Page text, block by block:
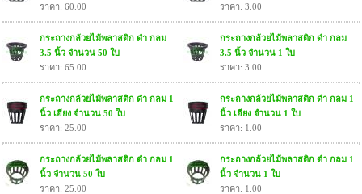
ราคา: 60.00
ราคา: 3.00
กระถางกล้วยไม้พลาสติก ดำ กลม
3.5 นิ้ว จำนวน 50 ใบ
ราคา: 65.00
กระถางกล้วยไม้พลาสติก ดำ กลม
3.5 นิ้ว จำนวน 1 ใบ
ราคา: 3.00
กระถางกล้วยไม้พลาสติก ดำ กลม 1
นิ้ว เอียง จำนวน 50 ใบ
ราคา: 25.00
กระถางกล้วยไม้พลาสติก ดำ กลม 1
นิ้ว เอียง จำนวน 1 ใบ
ราคา: 1.00
กระถางกล้วยไม้พลาสติก ดำ กลม 1
นิ้ว จำนวน 50 ใบ
ราคา: 25.00
กระถางกล้วยไม้พลาสติก ดำ กลม 1
นิ้ว จำนวน 1 ใบ
ราคา: 1.00